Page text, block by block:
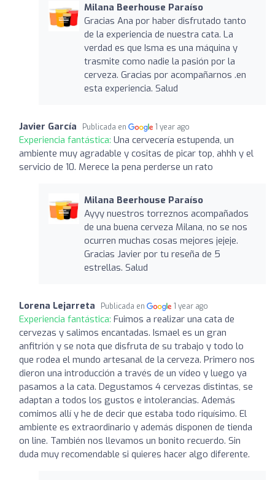
Milana Beerhouse Paraíso
Gracias Ana por haber disfrutado tanto
de la experiencia de nuestra cata. La
verdad es que Isma es una máquina y
trasmite como nadie la pasión por la
cerveza. Gracias por acompañarnos .en
esta experiencia. Salud
Javier García Publicada en 1 year ago
Experiencia fantástica: Una cervecería estupenda, un
ambiente muy agradable y cositas de picar top, ahhh y el
servicio de 10. Merece la pena perderse un rato
Milana Beerhouse Paraíso
Ayyy nuestros torreznos acompañados
de una buena cerveza Milana, no se nos
ocurren muchas cosas mejores jejeje.
Gracias Javier por tu reseña de 5
estrellas. Salud
Lorena Lejarreta Publicada en 1 year ago
Experiencia fantástica: Fuimos a realizar una cata de
cervezas y salimos encantadas. Ismael es un gran
anfitrión y se nota que disfruta de su trabajo y todo lo
que rodea el mundo artesanal de la cerveza. Primero nos
dieron una introducción a través de un vídeo y luego ya
pasamos a la cata. Degustamos 4 cervezas distintas, se
adaptan a todos los gustos e intolerancias. Además
comimos allí y he de decir que estaba todo riquísimo. El
ambiente es extraordinario y además disponen de tienda
on line. También nos llevamos un bonito recuerdo. Sin
duda muy recomendable si quieres hacer algo diferente.